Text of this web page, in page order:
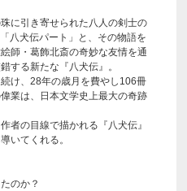
に引き寄せられた八人の剣士の
八犬伝パート」と、その物語を
師・葛飾北斎の奇妙な友情を通
する新たな『八犬伝』。
け、28年の歳月を費やし106冊
業は、日本文学史上最大の奇跡
者の目線で描かれる『八犬伝』
いてくれる。
のか？